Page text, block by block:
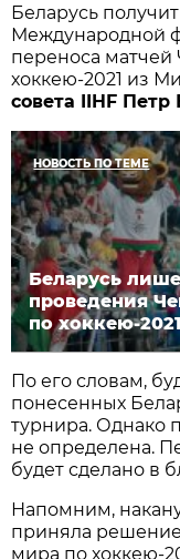
Беларусь
Международной
переноса
хоккею-2021 из
совета IIHF
НОВОСТЬ ПО ТЕМЕ
Беларусь
проведения
по хоккею-2021
По его словам,
понесенных
турнира. Однако
не определена.
будет сделано в
Напомним,
приняла
мира по хоккею-